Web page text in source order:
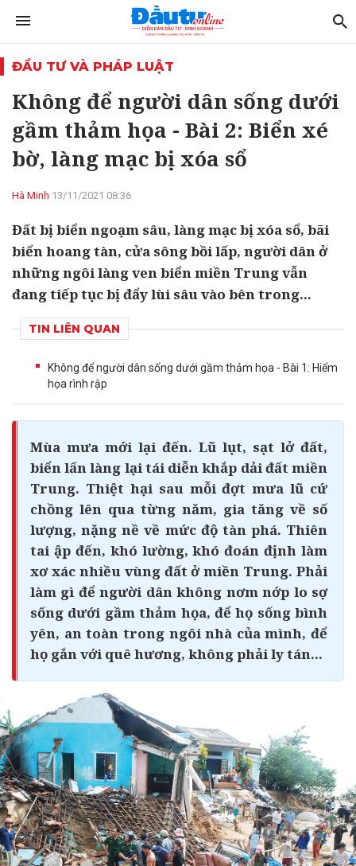
ĐẦU TƯ VÀ PHÁP LUẬT
Không để người dân sống dưới
gầm thảm họa - Bài 2: Biển xé
bờ, làng mạc bị xóa sổ
Hà Minh 13/11/2021 08:36
Đất bị biển ngoạm sâu, làng mạc bị xóa sổ, bãi
biển hoang tàn, cửa sông bồi lấp, người dân ở
những ngôi làng ven biển miền Trung vẫn
đang tiếp tục bị đẩy lùi sâu vào bên trong...
TIN LIÊN QUAN
Không để người dân sống dưới gầm thảm họa - Bài 1: Hiểm
họa rình rập
Mùa mưa mới lại đến. Lũ lụt, sạt lở đất,
biển lấn làng lại tái diễn khắp dải đất miền
Trung. Thiệt hại sau mỗi đợtmưa lũ cứ
chồng lên qua từng năm, gia tăng về số
lượng, nặng nề về mức độ tàn phá. Thiên
tai ập đến, khó lường, khó đoán định làm
xơ xác nhiều vùng đất ở miền Trung. Phải
làm gì để người dân không nơm nớp lo sợ
sống dưới gầm thảm họa, để họ sống bình
yên, an toàn trong ngôi nhà của mình, để
họ gắn với quê hương, không phải ly tán...